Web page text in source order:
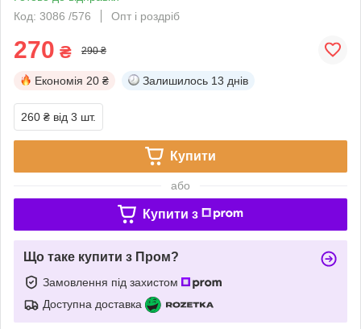
Код: 3086 /576
Опт і роздріб
270 ₴ 290 ₴
Економія 20 ₴ Залишилось 13 днів
260 ₴ від 3 шт.
Купити
або
Купити з
Що таке купити з Пром?
Замовлення під захистом
Доступна доставка